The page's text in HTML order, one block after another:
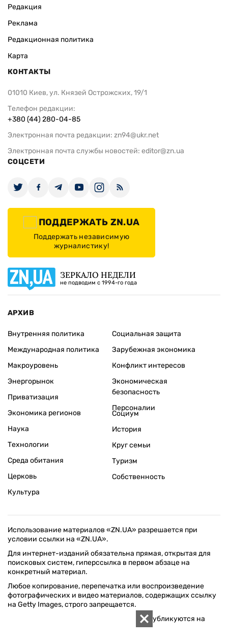
Редакция
Реклама
Редакционная политика
Карта
КОНТАКТЫ
01010 Киев, ул. Князей Острожских, 19/1
Телефон редакции:
+380 (44) 280-04-85
Электронная почта редакции: zn94@ukr.net
Электронная почта службы новостей: editor@zn.ua
СОЦСЕТИ
ПОДДЕРЖАТЬ ZN.UA
Поддержать независимую
журналистику!
ЗЕРКАЛО НЕДЕЛИ
не подводим с 1994-го года
АРХИВ
Внутренняя политика
Международная политика
Макроуровень
Энергорынок
Приватизация
Экономика регионов
Социальная защита
Зарубежная экономика
Конфликт интересов
Экономическая
безопасность
Персоналии
Наука
Технологии
Среда обитания
Церковь
Культура
Социум
История
Круг семьи
Туризм
Собственность
Использование материалов «ZN.UA» разрешается при
условии ссылки на «ZN.UA».
Для интернет-изданий обязательна прямая, открытая для
поисковых систем, гиперссылка в первом абзаце на
конкретный материал.
Любое копирование, перепечатка или воспроизведение
фотографических и видео материалов, содержащих ссылку
на Getty Images, строго запрещается.
Материалы в блоке "Новости компаний" публикуются на